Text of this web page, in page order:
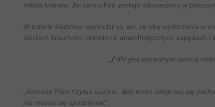
młoda kobieta. Jej samochód zostaje odnaleziony w
W trakcie śledztwa wychodzi na jaw, że oba wydarzenia w
sierżant Kreuthner, człowiek o anarchistycznych zapędach
„Föhr jest wprawnym twórcą
„Andreas Föhr trzyma poziom. Bez trudu udaje mu się
niż można się spodziewać“.